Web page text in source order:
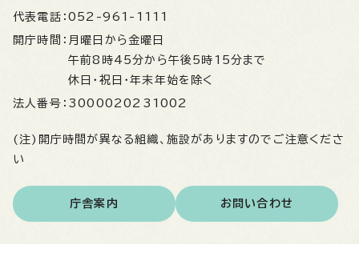
代表電話： 052-961-1111
開庁時間： 月曜日から金曜日
午前8時45分から午後5時15分まで
休日・祝日・年末年始を除く
法人番号： 3000020231002
(注)開庁時間が異なる組織、施設がありますのでご注意くださ
い
庁舎案内 お問い合わせ